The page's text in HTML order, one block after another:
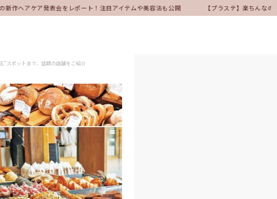
作ヘアケア発表会をレポート！注目アイテムや美容法も公開 【プラステ】楽ちんなの
”スポットまで、話題の店舗をご紹介